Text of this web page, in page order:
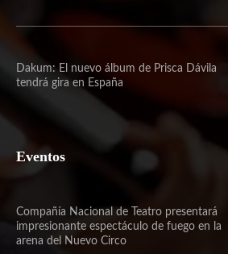
Dakum: El nuevo álbum de Prisca Dávila
tendrá gira en España
Eventos
Compañía Nacional de Teatro presentará
impresionante espectáculo de fuego en la
arena del Nuevo Circo